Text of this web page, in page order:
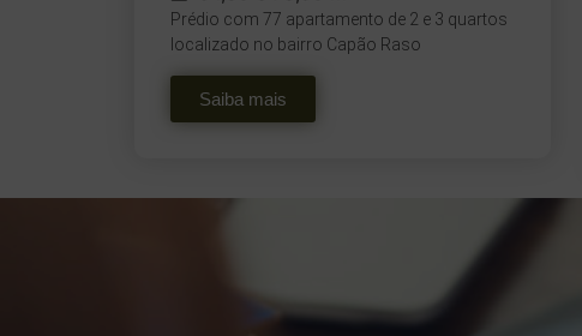
Prédio com 77 apartamento de 2 e 3 quartos
localizado no bairro Capão Raso
Saiba mais